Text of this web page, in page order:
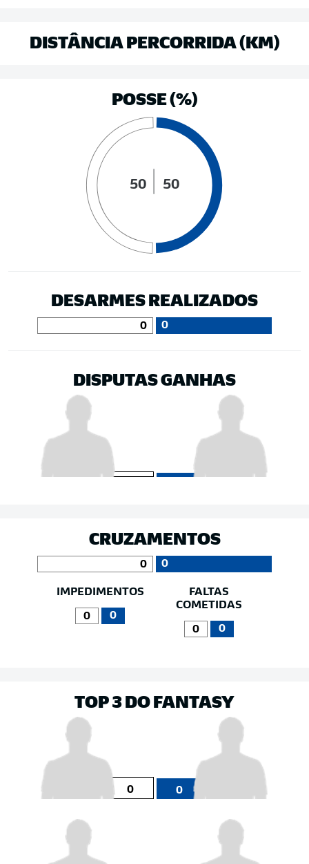
DISTÂNCIA PERCORRIDA (KM)
POSSE (%)
50 50
DESARMES REALIZADOS
0 0
DISPUTAS GANHAS
CRUZAMENTOS
0 0
IMPEDIMENTOS
0 0
FALTAS
COMETIDAS
0 0
TOP 3 DO FANTASY
0 0